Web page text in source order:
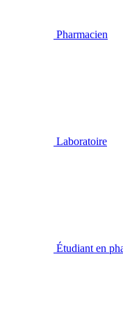
Pharmacien
Laboratoire
Étudiant en